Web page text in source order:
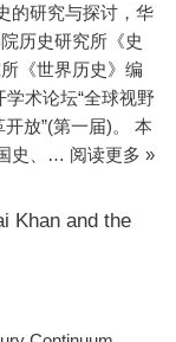
的研究与探讨，华
历史研究所《史
《世界历史》编
术论坛“全球视野
放”(第一届)。 本
史、… 阅读更多 »
Khan and the